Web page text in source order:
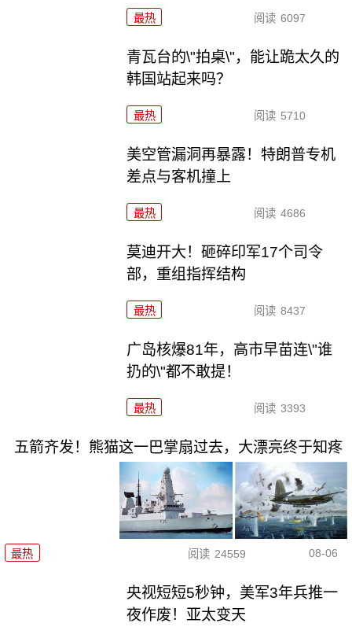
最热 阅读 6097
青瓦台的\"拍桌\"，能让跪太久的
韩国站起来吗？
最热 阅读 5710
美空管漏洞再暴露！特朗普专机
差点与客机撞上
最热 阅读 4686
莫迪开大！砸碎印军17个司令
部，重组指挥结构
最热 阅读 8437
广岛核爆81年，高市早苗连\"谁
扔的\"都不敢提！
最热 阅读 3393
五箭齐发！熊猫这一巴掌扇过去，大漂亮终于知疼
最热 阅读 24559 08-06
央视短短5秒钟，美军3年兵推一
夜作废！亚太变天